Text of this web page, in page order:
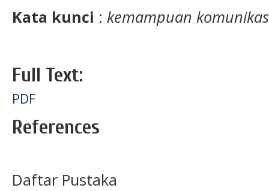
Kata kunci : kemampuan
Full Text:
PDF
References
Daftar Pustaka